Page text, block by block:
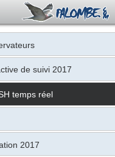
de suivi 2017
temps réel
2017